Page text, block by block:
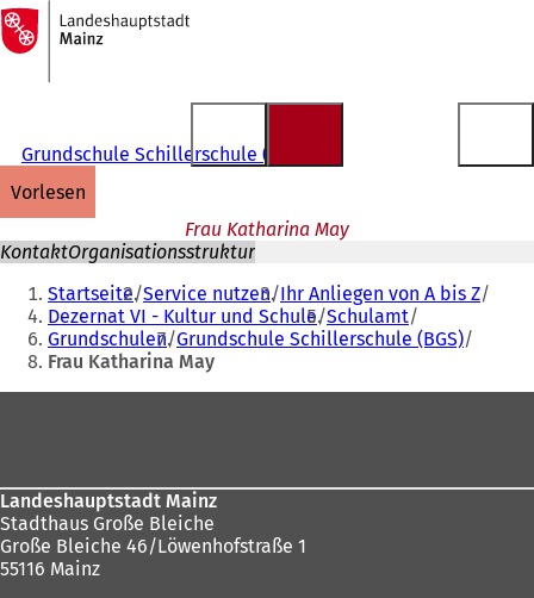
Inhalt anspringen
Zur
Startseite
Grundschule Schillerschule (BGS)
vorlesen
Frau Katharina May
KontaktOrganisationsstruktur
Sie
befinden
sich
Startseite Service nutzen Ihr Anliegen von A bis Z
Dezernat VI - Kultur und Schule Schulamt
Grundschulen Grundschule Schillerschule (BGS)
Frau Katharina May
Landeshauptstadt Mainz
Stadthaus Große Bleiche
Große Bleiche 46/Löwenhofstraße 1
55116 Mainz